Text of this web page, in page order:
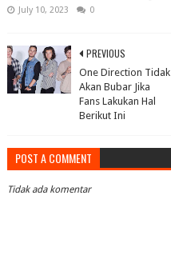
July 10, 2023 0
PREVIOUS
One Direction Tidak
Akan Bubar Jika
Fans Lakukan Hal
Berikut Ini
POST A COMMENT
Tidak ada komentar